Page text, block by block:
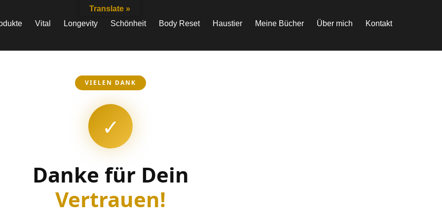
Vital Longevity Schönheit Body Reset Haustier Meine Bücher Über mich Kontakt
VIELEN DANK
✓
Danke für Dein
Vertrauen!
Translate »